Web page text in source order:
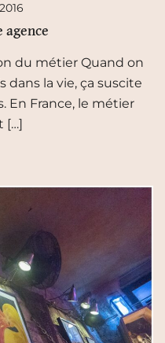
agence
du métier Quand on
dans la vie, ça suscite
En France, le métier
[…]